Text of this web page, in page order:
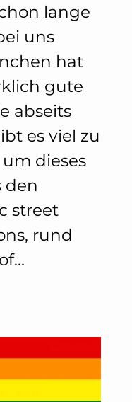
lange
uns
hat
gute
abseits
es viel zu
dieses
den
street
rund